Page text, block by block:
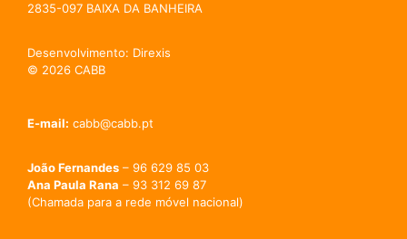
2835-097 BAIXA DA BANHEIRA
Desenvolvimento: Direxis
© 2026 CABB
E-mail: cabb@cabb.pt
João Fernandes – 96 629 85 03
Ana Paula Rana – 93 312 69 87
(Chamada para a rede móvel nacional)